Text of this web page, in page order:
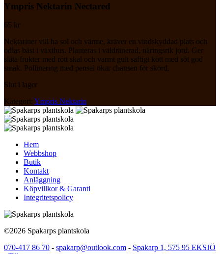
Ympris Nektarin Nectared
65 kr
Nektariner vill ha sol och värme, kräver en vindskyddad plats och
odlas bäst i växthus. Planteras i väldränerad, näringsrik jord. Ger
släta frukter med rött skal och varmt gult saftigt kött med söt god
smak. Pollinering med pensel ökar chansen för skörd.
Slut i lager
Kategori: Ympris Nektarin
Hem
Webbshop
Butik
Kontakt
Anläggning
Köpvillkor & Garanti
Integritetspolicy
©2026 Spakarps plantskola
070-417 86 70 - spakarp@outlook.com - Spakarp 1, 575 95 EKSJÖ